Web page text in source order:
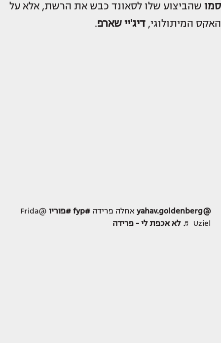
סמו שהביצוע שלו לסאונד כבש את הרשת, אלא על
האקס המיתולוגי, דיג'יי שארפ.
@yahav.goldenberg אחלה פרידה #fyp #פוריו
@Frida
Uziel
♬ לא אכפת לי - פרידה